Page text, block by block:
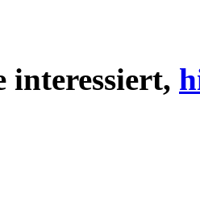
interessiert,